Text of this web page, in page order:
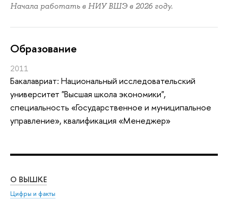
Начала работать в НИУ ВШЭ в 2026 году.
Oбразование
2011
Бакалавриат: Национальный исследовательский
университет "Высшая школа экономики",
специальность «Государственное и муниципальное
управление», квалификация «Менеджер»
О ВЫШКЕ
Цифры и факты